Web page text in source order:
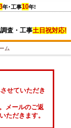
年･工事10年!
査・工事土日祝対応!
ム
せていただき
メールのご返
ただきます。